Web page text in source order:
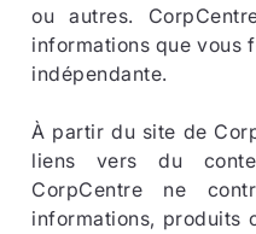
ou autres.
informations que vous
indépendante.
À partir du site de
liens vers du
CorpCentre ne
informations, produits